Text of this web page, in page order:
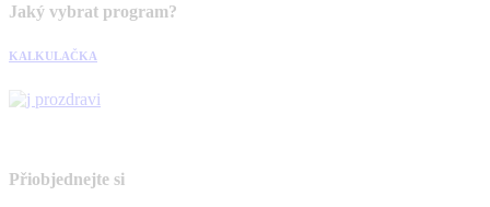
Jaký vybrat program?
KALKULAČKA
Přiobjednejte si